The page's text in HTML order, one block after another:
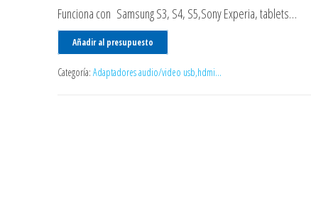
Funciona con Samsung S3, S4, S5,Sony Experia, tablets…
Añadir al presupuesto
Categoría: Adaptadores audio/video usb,hdmi...